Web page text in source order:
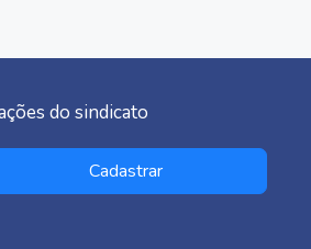
do sindicato
Cadastrar